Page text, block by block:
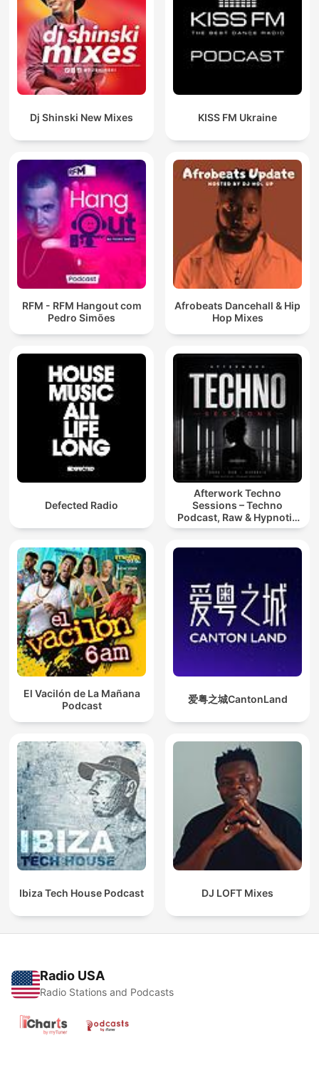
Dj Shinski New Mixes KISS FM Ukraine
RFM - RFM Hangout com
Pedro Simões
Afrobeats Dancehall & Hip
Hop Mixes
Defected Radio
Afterwork Techno
Sessions – Techno
Podcast, Raw & Hypnotic
Techno Mixes
El Vacilón de La Mañana
Podcast
爱粤之城CantonLand
Ibiza Tech House Podcast DJ LOFT Mixes
Radio USA
Radio Stations and Podcasts